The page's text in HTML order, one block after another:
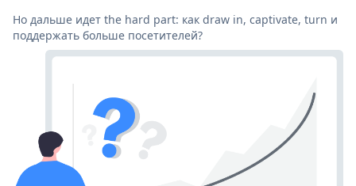
Но дальше идет the hard part: как draw in, captivate, turn и
поддержать больше посетителей?